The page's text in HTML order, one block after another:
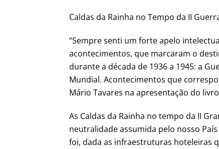
Caldas da Rainha no Tempo da II
“Sempre senti um forte apelo
acontecimentos, que marcaram o
durante a década de 1936 a 1945: a
Mundial. Acontecimentos que
Mário Tavares na apresentação do
As Caldas da Rainha no tempo da II
neutralidade assumida pelo nosso
foi, dada as infraestruturas hoteleiras